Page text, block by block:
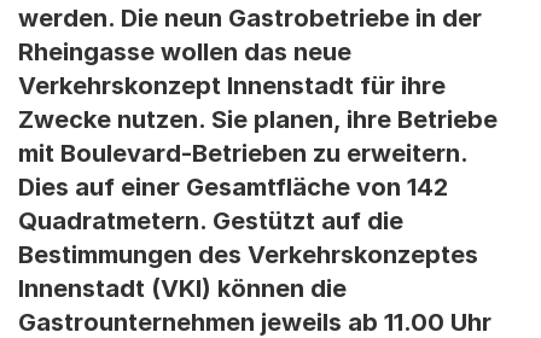
werden. Die neun Gastrobetriebe in der
Rheingasse wollen das neue
Verkehrskonzept Innenstadt für ihre
Zwecke nutzen. Sie planen, ihre Betriebe
mit Boulevard-Betrieben zu erweitern.
Dies auf einer Gesamtfläche von 142
Quadratmetern. Gestützt auf die
Bestimmungen des Verkehrskonzeptes
Innenstadt (VKI) können die
Gastrounternehmen jeweils ab 11.00 Uhr